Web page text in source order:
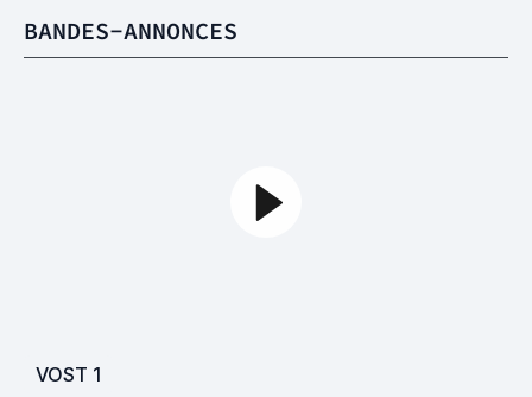
BANDES-ANNONCES
VOST 1